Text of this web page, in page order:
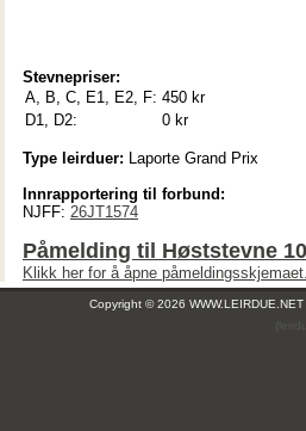
Stevnepriser:
A, B, C, E1, E2, F: 450 kr
D1, D2:
0 kr
Type leirduer: Laporte Grand Prix
Innrapportering til forbund:
NJFF: 26JT1574
Påmelding til Høststevne
Klikk her for å åpne
Copyright © 2026